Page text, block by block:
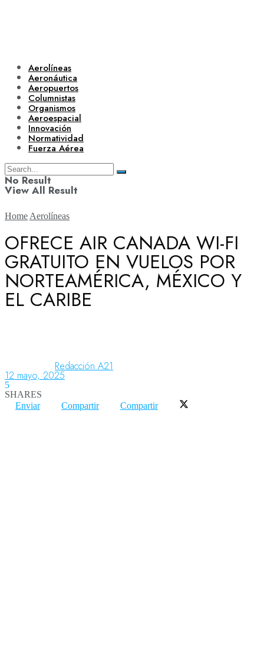
Aerolíneas
Aeronáutica
Aeropuertos
Columnistas
Organismos
Aeroespacial
Innovación
Normatividad
Fuerza Aérea
No Result
View All Result
Aerolíneas
Aeronáutica
Home Aerolíneas
OFRECE AIR CANADA WI-FI
GRATUITO EN VUELOS POR
NORTEAMÉRICA, MÉXICO Y
EL CARIBE
Redacción A21
12 mayo, 2025
5
SHARES
Enviar
Compartir Compartir